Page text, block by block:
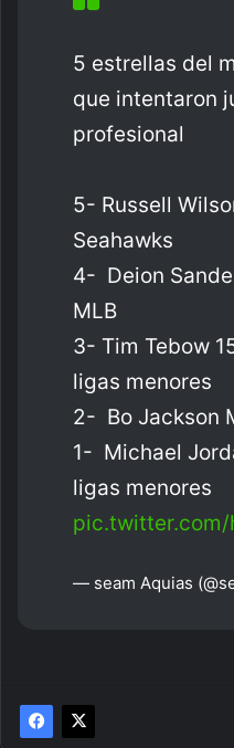
5 estrellas del
que intentaron
profesional
5- Russell
Seahawks
4- Deion
MLB
3- Tim Tebow
ligas menores
2- Bo Jackson
1- Michael
ligas menores
pic.twitter.com/
— seam Aquias